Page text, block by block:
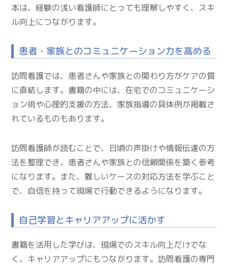
本は、経験の浅い看護師にとっても理解しやすく、スキ
ル向上につながります。
患者・家族とのコミュニケーション力を高める
訪問看護では、患者さんや家族との関わり方がケアの質
に直結します。書籍の中には、在宅でのコミュニケーシ
ョン術や心理的支援の方法、家族指導の具体例が掲載さ
れているものもあります。
訪問看護師が読むことで、日頃の声掛けや情報伝達の方
法を整理でき、患者さんや家族との信頼関係を築く参考
になります。また、難しいケースの対応方法を学ぶこと
で、自信を持って現場で行動できるようになります。
自己学習とキャリアアップに活かす
書籍を活用した学びは、現場でのスキル向上だけでな
く、キャリアアップにもつながります。訪問看護の専門